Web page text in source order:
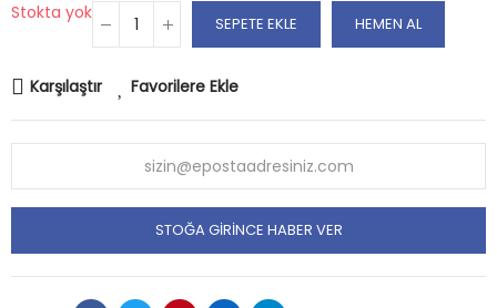
Stokta yok
SEPETE EKLE HEMEN AL
Karşılaştır Favorilere Ekle
STOĞA GIRINCE HABER VER